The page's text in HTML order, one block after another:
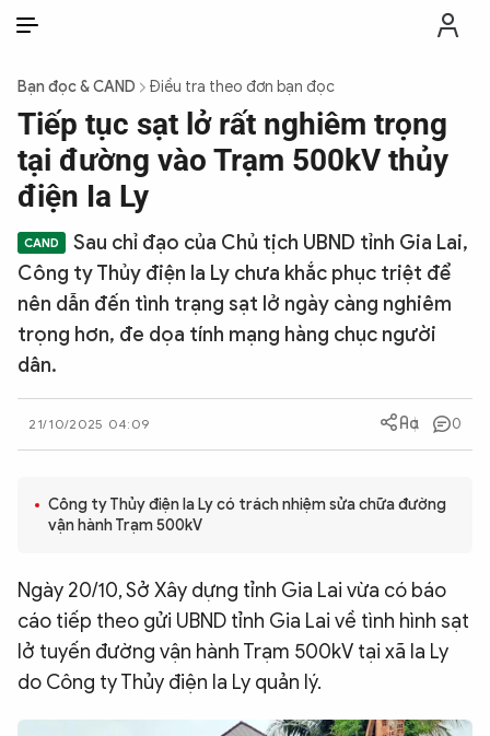
THỜI SỰ
CHỐNG DIỄN BIẾN HÒA BÌNH
CÔNG AN TRONG LÒNG DÂN
XÃ HỘI
CÔNG NGHỆ
QUỐC TẾ
VĂN HÓA - THỂ THAO
BẠN ĐỌC & CAND
ĐA PHƯƠNG TIỆN
Bạn đọc & CAND Điều tra theo đơn bạn đọc
Tiếp tục sạt lở rất nghiêm trọng
tại đường vào Trạm 500kV thủy
điện Ia Ly
Sau chỉ đạo của Chủ tịch UBND tỉnh Gia Lai,
Công ty Thủy điện Ia Ly chưa khắc phục triệt để
nên dẫn đến tình trạng sạt lở ngày càng nghiêm
trọng hơn, đe dọa tính mạng hàng chục người
dân.
21/10/2025 04:09 0
Công ty Thủy điện Ia Ly có trách nhiệm sửa chữa đường
vận hành Trạm 500kV
Ngày 20/10, Sở Xây dựng tỉnh Gia Lai vừa có báo
cáo tiếp theo gửi UBND tỉnh Gia Lai về tình hình sạt
lở tuyến đường vận hành Trạm 500kV tại xã Ia Ly
do Công ty Thủy điện Ia Ly quản lý.